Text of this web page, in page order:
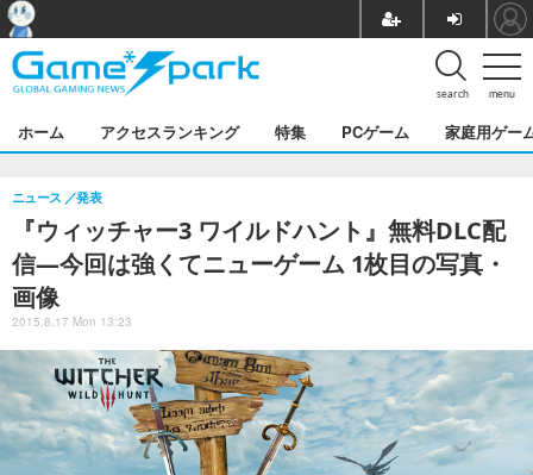
menu
search
ホーム アクセスランキング 特集 PCゲーム 家庭用ゲー
『ウィッチャー3 ワイルドハント』無料DLC配
信―今回は強くてニューゲーム 1枚目の写真・
画像
ニュース 発表
2015.8.17 Mon 13:23